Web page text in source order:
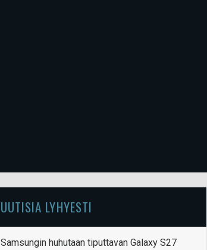
UUTISIA LYHYESTI
Samsungin huhutaan tiputtavan Galaxy S27